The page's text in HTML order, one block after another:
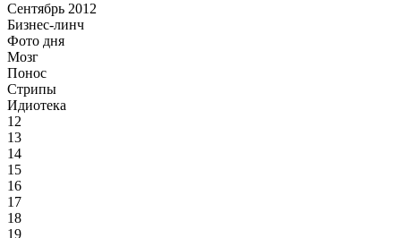
Сентябрь 2012
Бизнес-линч
Фото дня
Мозг
Понос
Стрипы
Идиотека
12
13
14
15
16
17
18
19